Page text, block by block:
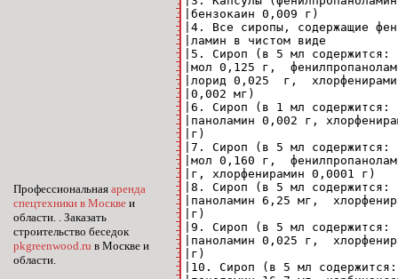
Профессиональная аренда
спецтехники в Москве и
области. . Заказать
строительство беседок
pkgreenwood.ru в Москве и
области.
|бензокаин 0,009 г)
|4. Все сиропы, содержащие
|ламин в чистом виде
|5. Сироп (в 5 мл содержится:
|мол 0,125 г,
|лорид 0,025  г,
|0,002 мг)
|6. Сироп (в 1 мл
|паноламин 0,002 г,
|г)
|7. Сироп (в 5 мл
|мол 0,160 г,
|г, хлорфенирамин 0,0001 г)
|8. Сироп (в 5 мл
|паноламин 6,25 мг,
|г)
|9. Сироп (в 5 мл
|паноламин 0,025 г,
|г)
|10. Сироп (в 5 мл